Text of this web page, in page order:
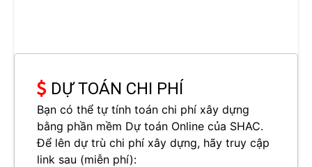
DỰ TOÁN CHI PHÍ
Bạn có thể tự tính toán chi phí xây dựng
bằng phần mềm Dự toán Online của SHAC.
Để lên dự trù chi phí xây dựng, hãy truy cập
link sau (miễn phí):